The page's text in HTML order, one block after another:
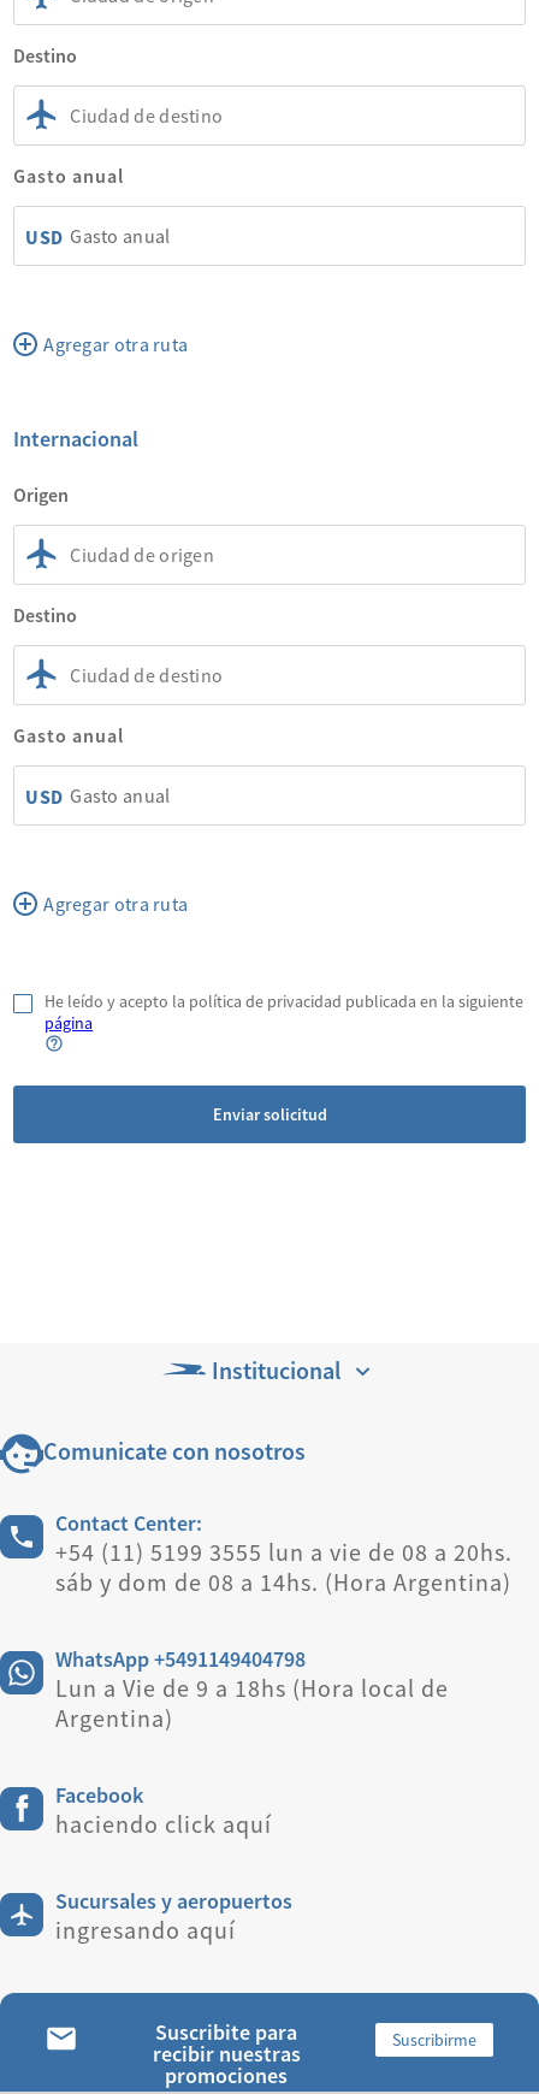
Destino
Gasto anual
USD
Agregar otra ruta
Internacional
Origen
Destino
Gasto anual
USD
Agregar otra ruta
He leído y acepto la política de privacidad publicada en la siguiente
página
Enviar solicitud
Institucional
Comunicate con nosotros
Contact Center:
+54 (11) 5199 3555 lun a vie de 08 a 20hs.
sáb y dom de 08 a 14hs. (Hora Argentina)
WhatsApp +5491149404798
Lun a Vie de 9 a 18hs (Hora local de
Argentina)
Facebook
haciendo click aquí
Sucursales y aeropuertos
ingresando aquí
Suscribite para
recibir nuestras
promociones
Suscribirme